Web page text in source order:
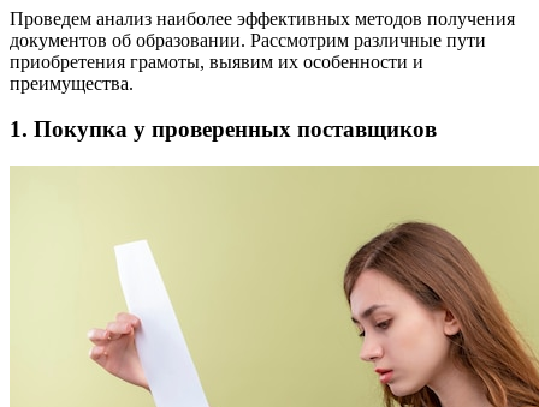
Проведем анализ наиболее эффективных методов получения
документов об образовании. Рассмотрим различные пути
приобретения грамоты, выявим их особенности и
преимущества.
1. Покупка у проверенных поставщиков